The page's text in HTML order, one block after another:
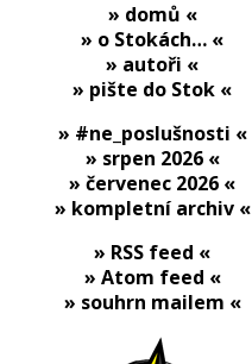
» domů «
» o Stokách… «
» autoři «
» pište do Stok «
» #ne_poslušnosti «
» srpen 2026 «
» červenec 2026 «
» kompletní archiv «
» RSS feed «
» Atom feed «
» souhrn mailem «